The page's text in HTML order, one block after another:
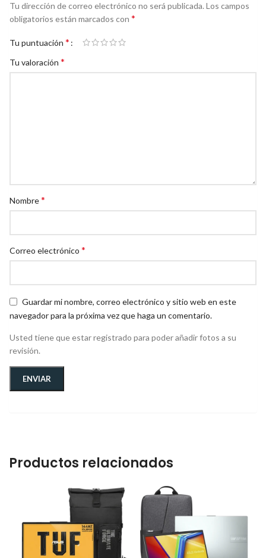
Tu dirección de correo electrónico no será publicada.Los campos
obligatorios están marcados con *
Tu puntuación *
Tu valoración *
Nombre*
Correo electrónico *
Guardar mi nombre, correo electrónico y sitio web en este
navegador para la próxima vez que haga un comentario.
Usted tiene que estar registrado para poder añadir fotos a su
revisión.
Productos relacionados